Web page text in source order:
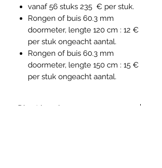
vanaf 56 stuks 235 € per stuk.
Rongen of buis 60.3 mm
doormeter, lengte 120 cm : 12 €
per stuk ongeacht aantal.
Rongen of buis 60.3 mm
doormeter, lengte 150 cm : 15 €
per stuk ongeacht aantal.
Direct leverbaar